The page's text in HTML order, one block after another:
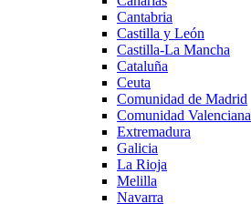
Cantabria
Castilla y León
Castilla-La Mancha
Cataluña
Ceuta
Comunidad de Madrid
Comunidad Valenciana
Extremadura
Galicia
La Rioja
Melilla
Navarra